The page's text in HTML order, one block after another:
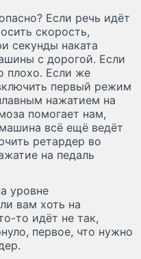
Если речь идёт
скорость,
секунды наката
с дорогой. Если
плохо. Если же
первый режим
нажатием на
помогает нам,
всё ещё ведёт
ретардер во
на педаль
уровне
вам хоть на
то идёт не так,
первое, что нужно